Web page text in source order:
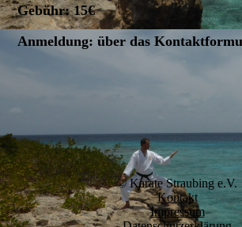
Gebühr: 15€
Anmeldung: über das
© Karate Straubing e.V.
Kontakt
Impressum